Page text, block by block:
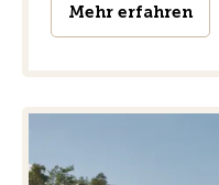
Mehr erfahren